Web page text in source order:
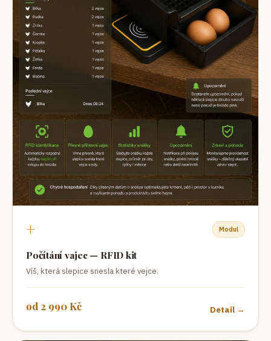
+ Modul
Počítání vajec — RFID kit
Víš, která slepice snesla které vejce.
od 2 990 Kč Detail →